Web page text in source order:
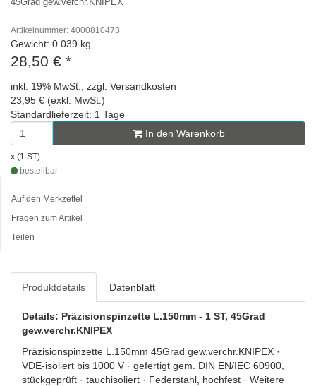
Artikelnummer: 4000810473
Gewicht: 0.039 kg
28,50 € *
inkl. 19% MwSt., zzgl. Versandkosten
23,95 € (exkl. MwSt.)
Standardlieferzeit: 1 Tage
In den Warenkorb
x (1 ST)
bestellbar
Auf den Merkzettel
Fragen zum Artikel
Teilen
Produktdetails Datenblatt
Details: Präzisionspinzette L.150mm - 1 ST, 45Grad
gew.verchr.KNIPEX
Präzisionspinzette L.150mm 45Grad gew.verchr.KNIPEX ·
VDE-isoliert bis 1000 V · gefertigt gem. DIN EN/IEC 60900,
stückgeprüft · tauchisoliert · Federstahl, hochfest · Weitere